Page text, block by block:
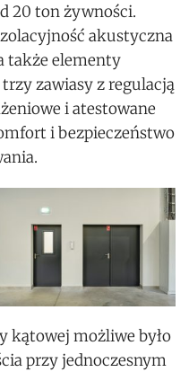
20 ton żywności.
akustyczna
także elementy
zawiasy z regulacją
i atestowane
i bezpieczeństwo
kątowej możliwe było
przy jednoczesnym